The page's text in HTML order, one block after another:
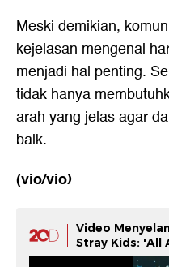
Meski demikian,
kejelasan mengenai
menjadi hal penting.
tidak hanya
arah yang jelas agar
baik.
(vio/vio)
Video
Stray Kids: 'All